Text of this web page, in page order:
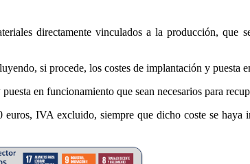
directamente vinculados a la producción, que
si procede, los costes de implantación y puesta
en funcionamiento que sean necesarios para
IVA excluido, siempre que dicho coste se haya